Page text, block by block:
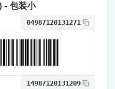
「トー
通常出荷
- 包装小
04987120131271
14987120131209